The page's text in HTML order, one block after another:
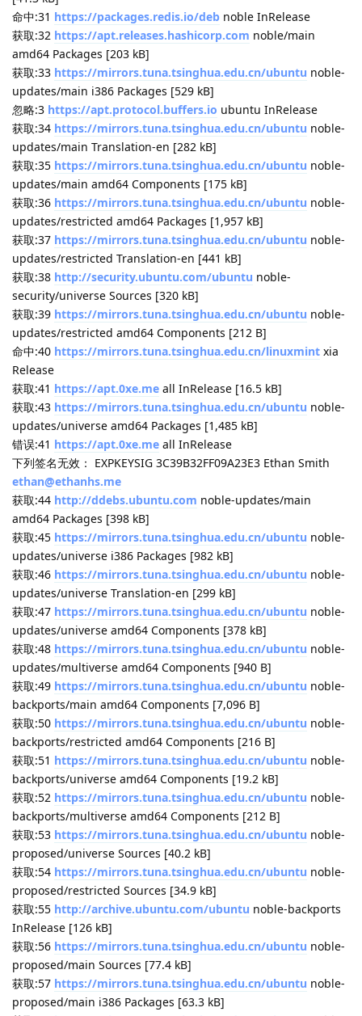
</body>
</html>
shenmo7192
Lv. 238
2025年9月26日
momen apt download --print-uri 出问题了？
JekYUlll回复了此帖
JekYUlll
Lv. 1
2025年9月26日
shenmo7192 ❯ apt download --print-uri
[sudo] horeb 的密码：
命中:1https://mirrors.tuna.tsinghua.edu.cn/ubuntu
InRelease
获取:2https://mirrors.tuna.tsinghua.edu.cn/ubuntu
updates InRelease [126 kB]
忽略:3https://apt.protocol.buffers.ioubuntu InRelease
获取:4https://download.docker.com/linux/ubuntu
InRelease [48.8 kB]
获取:5https://packages.microsoft.com/ubuntu/22.04/prod
jammy InRelease [3,632 B]
命中:6https://deb.nodesource.com/node_18.xnodistro
InRelease
获取:7https://dl.google.com/linux/chrome/debstable
InRelease [1,825 B]
获取:8https://packages.microsoft.com/repos/codestable
InRelease [3,590 B]
命中:9http://archive.ubuntu.com/ubuntunoble InRelease
命中:10https://packages.lunarg.com/vulkan/1.3.296
InRelease
获取:11https://mirrors.tuna.tsinghua.edu.cn/ubuntu
backports InRelease [126 kB]
获取:12https://packages.microsoft.com/ubuntu/22.04/prod
jammy/main amd64 Packages [255 kB]
获取:13http://security.ubuntu.com/ubuntunoble-security
InRelease [126 kB]
获取:14https://mirrors.tuna.tsinghua.edu.cn/ubuntu
proposed InRelease [265 kB]
命中:15http://ddebs.ubuntu.comnoble InRelease
获取:16 https://dl.google.com/linux/chrome/deb
stable/main amd64 Packages [1,212 B]
命中:17
https://ppa.launchpadcontent.net/dotnet/backports/ubunt
unoble InRelease
获取:18https://packages.microsoft.com/ubuntu/22.04/prod
jammy/main arm64 Packages [84.6 kB]
忽略:19https://mirrors.tuna.tsinghua.edu.cn/linuxmint
InRelease
获取:20https://downloads.cursor.com/aptrepo